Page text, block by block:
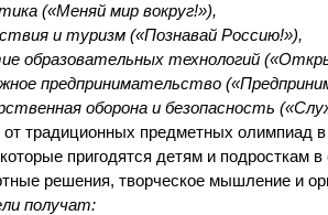
(«Меняй мир вокруг!»),
и туризм («Познавай Россию!»),
образовательных технологий
предпринимательство
оборона и безопасность
от традиционных предметных олимпиад
пригодятся детям и подросткам
решения, творческое мышление и
получат: